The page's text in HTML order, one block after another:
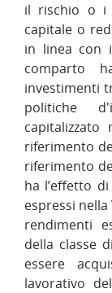
il rischio o i
capitale o
in linea con
comparto
investimenti
politiche
capitalizzato
riferimento
riferimento
ha l’effetto di
espressi
rendimenti
della classe
essere
lavorativo